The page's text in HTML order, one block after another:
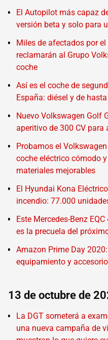
El Autopilot más capaz
versión beta y solo para
Miles de afectados por
reclamarán al Grupo
coche
Así es el coche de
España: diésel y de
Nuevo Volkswagen Golf
aperitivo de 300 CV para
Probamos el
coche eléctrico cómodo
materiales mejorables
El Hyundai Kona
incendio: 77.000
Este Mercedes-Benz
es la precuela del
Amazon Prime Day
equipamiento y
13 de octubre de
La DGT someterá a
una nueva campaña de